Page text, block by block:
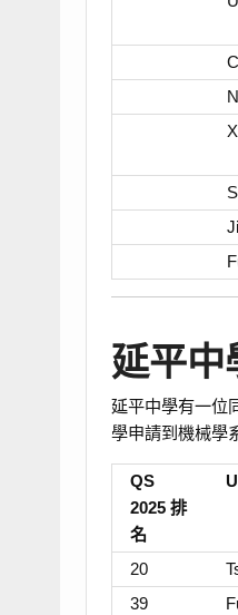
延平中
延平中學有一位
學申請到機械學
QS
2025 排
名
20
39